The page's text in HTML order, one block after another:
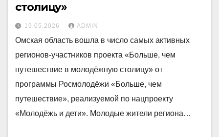
столицу»
19.05.2026 ADMIN
Омская область вошла в число самых активных
регионов-участников проекта «Больше, чем
путешествие в молодёжную столицу» от
программы Росмолодёжи «Больше, чем
путешествие», реализуемой по нацпроекту
«Молодёжь и дети». Молодые жители региона…